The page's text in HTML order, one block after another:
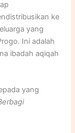
ke
yang
Ini adalah
ibadah aqiqah
yang